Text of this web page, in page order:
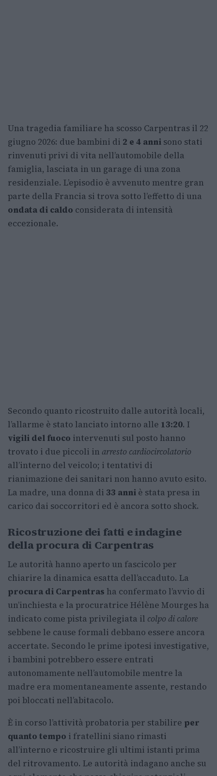
Una tragedia familiare ha scosso Carpentras il 22
giugno 2026: due bambini di 2 e 4 anni sono stati
rinvenuti privi di vita nell’automobile della
famiglia, lasciata in un garage di una zona
residenziale. L’episodio è avvenuto mentre gran
parte della Francia si trova sotto l’effetto di una
ondata di caldo considerata di intensità
eccezionale.
Secondo quanto ricostruito dalle autorità locali,
l’allarme è stato lanciato intorno alle 13:20. I
vigili del fuoco intervenuti sul posto hanno
trovato i due piccoli in arresto cardiocircolatorio
all’interno del veicolo; i tentativi di
rianimazione dei sanitari non hanno avuto esito.
La madre, una donna di 33 anni è stata presa in
carico dai soccorritori ed è ancora sotto shock.
Ricostruzione dei fatti e indagine
della procura di Carpentras
Le autorità hanno aperto un fascicolo per
chiarire la dinamica esatta dell’accaduto. La
procura di Carpentras ha confermato l’avvio di
un’inchiesta e la procuratrice Hélène Mourges ha
indicato come pista privilegiata il colpo di calore
sebbene le cause formali debbano essere ancora
accertate. Secondo le prime ipotesi investigative,
i bambini potrebbero essere entrati
autonomamente nell’automobile mentre la
madre era momentaneamente assente, restando
poi bloccati nell’abitacolo.
È in corso l’attività probatoria per stabilire per
quanto tempo i fratellini siano rimasti
all’interno e ricostruire gli ultimi istanti prima
del ritrovamento. Le autorità indagano anche su